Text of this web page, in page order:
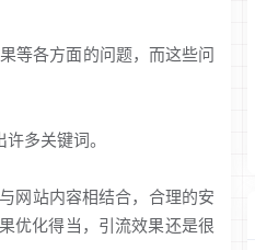
等各方面的问题，而这些问
多关键词。
网站内容相结合，合理的安
优化得当，引流效果还是很